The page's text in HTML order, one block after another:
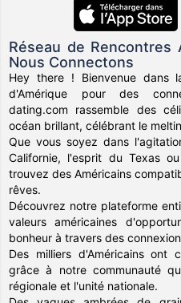
Réseau de Rencontres
Nous Connectons
Hey there ! Bienvenue dans
d'Amérique pour des
dating.com rassemble des
océan brillant, célébrant le
Que vous soyez dans
Californie, l'esprit du Texas
trouvez des Américains
rêves.
Découvrez notre plateforme
valeurs américaines
bonheur à travers des
Des milliers d'Américains ont
grâce à notre communauté
régionale et l'unité nationale.